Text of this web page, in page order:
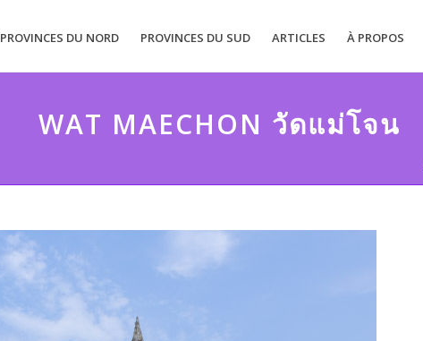
PROVINCES DU NORD PROVINCES DU SUD ARTICLES À PROPOS
WAT MAECHON วัดแม่โจน